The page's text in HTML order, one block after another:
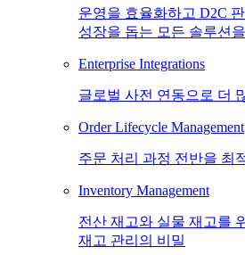
운영을 효율화하고 D2C
성장을 돕는 모든 솔루션
Enterprise Integrations
글로벌 사전 연동으로 더
Order Lifecycle Management
주문 처리 과정 전반을 최
Inventory Management
전산 재고와 실물 재고를
재고 관리의 비밀